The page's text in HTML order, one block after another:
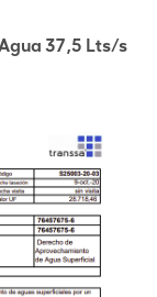
37,5 Lts/s